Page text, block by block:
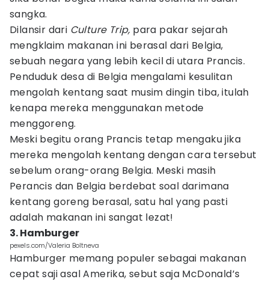
sangka.
Dilansir dari Culture Trip, para pakar sejarah
mengklaim makanan ini berasal dari Belgia,
sebuah negara yang lebih kecil di utara Prancis.
Penduduk desa di Belgia mengalami kesulitan
mengolah kentang saat musim dingin tiba, itulah
kenapa mereka menggunakan metode
menggoreng.
Meski begitu orang Prancis tetap mengaku jika
mereka mengolah kentang dengan cara tersebut
sebelum orang-orang Belgia. Meski masih
Perancis dan Belgia berdebat soal darimana
kentang goreng berasal, satu hal yang pasti
adalah makanan ini sangat lezat!
3. Hamburger
pexels.com/Valeria Boltneva
Hamburger memang populer sebagai makanan
cepat saji asal Amerika, sebut saja McDonald’s